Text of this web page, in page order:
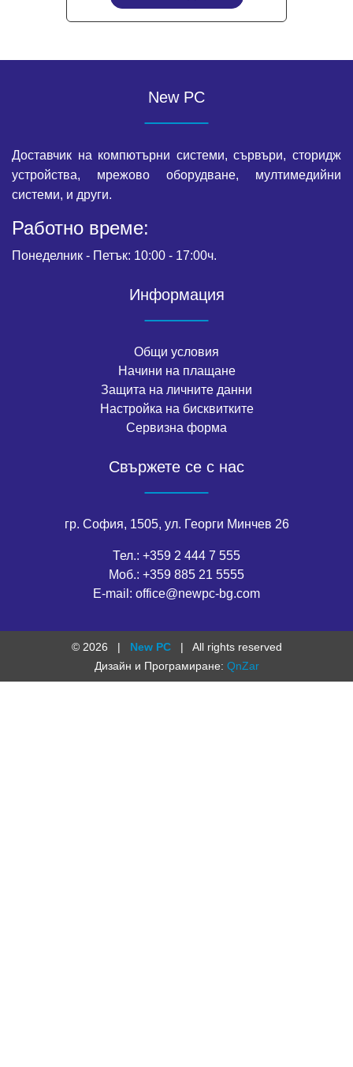
New PC
Доставчик на компютърни системи, сървъри, сторидж
устройства, мрежово оборудване, мултимедийни
системи, и други.
Работно време:
Понеделник - Петък: 10:00 - 17:00ч.
Информация
Общи условия
Начини на плащане
Защита на личните данни
Настройка на бисквитките
Сервизна форма
Свържете се с нас
гр. София, 1505, ул. Георги Минчев 26
Тел.: +359 2 444 7 555
Моб.: +359 885 21 5555
E-mail: office@newpc-bg.com
© 2026 | New PC |
All rights reserved
Дизайн и Програмиране: QnZar